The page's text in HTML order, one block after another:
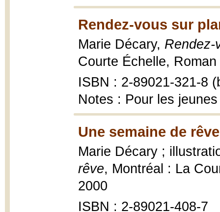
Rendez-vous sur
Marie Décary, Rendez-
Courte Échelle,
ISBN : 2-89021-321-8
Notes : Pour les jeunes
Une semaine de
Marie Décary ;
rêve, Montréal : La
2000
ISBN : 2-89021-408-7